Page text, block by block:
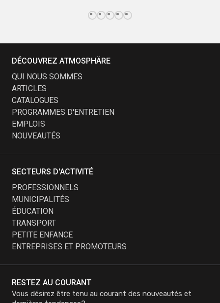
RESTEZ AU COURANT
Vous désirez être tenu au courant des nouveautés et
DÉCOUVREZ ATMOSPHÄRE
QUI NOUS SOMMES
ARTICLES
CATALOGUES
PROGRAMMES D'ENTRETIEN
EMPLOIS
NOUVEAUTÉS
SECTEURS D'ACTIVITÉ
PROFESSIONNELS
MUNICIPALITÉS
ÉDUCATION
TRANSPORT
PETITE ENFANCE
ENTREPRISES ET PROMOTEURS